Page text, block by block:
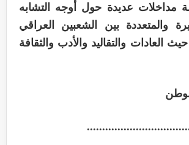
مداخلات عديدة حول أوجه التشابه
والمتعددة بين الشعبين العراقي
العادات والتقاليد والأدب والثقافة